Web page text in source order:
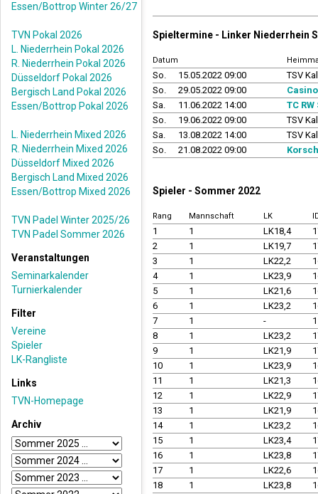
Essen/Bottrop Winter 26/27
TVN Pokal 2026
L. Niederrhein Pokal 2026
R. Niederrhein Pokal 2026
Düsseldorf Pokal 2026
Bergisch Land Pokal 2026
Essen/Bottrop Pokal 2026
L. Niederrhein Mixed 2026
R. Niederrhein Mixed 2026
Düsseldorf Mixed 2026
Bergisch Land Mixed 2026
Essen/Bottrop Mixed 2026
TVN Padel Winter 2025/26
TVN Padel Sommer 2026
Veranstaltungen
Seminarkalender
Turnierkalender
Filter
Vereine
Spieler
LK-Rangliste
Links
TVN-Homepage
Archiv
Spieltermine - Linker Niederrhein
Datum
So. 15.05.2022 09:00
TSV
So.
29.05.2022 09:00
Sa.
11.06.2022 14:00
TC
So.
19.06.2022 09:00
TSV
Sa.
13.08.2022 14:00
TSV
So.
21.08.2022 09:00
Spieler - Sommer 2022
Rang Mannschaft LK
1 1 LK18,4
2
1 LK19,7
3
1 LK22,2
4
1 LK23,9
5
1 LK21,6
6
1 LK23,2
7
1 -
8
1 LK23,2
9
1 LK21,9
10
1 LK23,9
11
1 LK21,3
12
1 LK22,9
13
1 LK21,9
14
1 LK23,2
15
1 LK23,4
16
1 LK23,8
17
1 LK22,6
18
1 LK23,8